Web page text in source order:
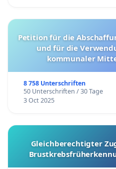
Petition für die Abschaffung der Tötungsstationen
und für die
kommunaler
8 758 Unterschriften
50 Unterschriften / 30 Tage
3 Oct 2025
Gleichberechtigter